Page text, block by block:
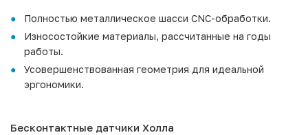
Полностью металлическое шасси CNC-обработки.
Износостойкие материалы, рассчитанные на годы
работы.
Усовершенствованная геометрия для идеальной
эргономики.
Бесконтактные датчики Холла